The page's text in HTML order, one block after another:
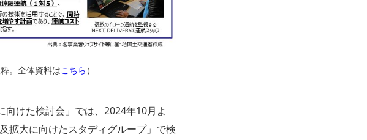
。全体資料はこちら ）
けた検討会」では、2024年10月よ
拡大に向けたスタディグループ」で検